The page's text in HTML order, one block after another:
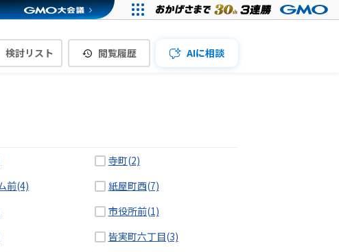
検討リスト 閲覧履歴 AIに相談
寺町(2)
前(4)
紙屋町西(7)
市役所前(1)
皆実町六丁目(3)